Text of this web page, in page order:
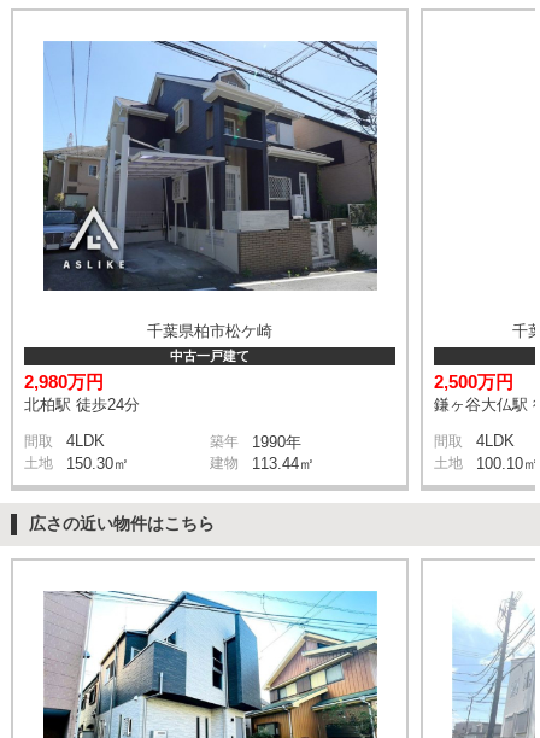
千葉県柏市松ケ崎
中古一戸建て
2,980万円
北柏駅 徒歩24分
間取 4LDK 築年 1990年
土地 150.30㎡ 建物 113.44㎡
千
2,500万円
鎌ヶ谷大仏駅
間取 4LDK
土地 100.10㎡
広さの近い物件はこちら